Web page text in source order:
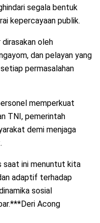
segala bentuk
kepercayaan publik.
dirasakan oleh
dan pelayan yang
permasalahan
memperkuat
TNI, pemerintah
demi menjaga
saat ini menuntut kita
adaptif terhadap
sosial
Acong